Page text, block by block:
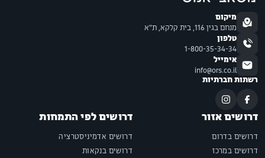
מיקום
מנחם בגין 116, בית קלקא, ת"א
טלפון
1-800-35-34-34
אימייל
info@ors.co.il
רשתות חברתיות
דרושים אזור
דרושים בדרום
דרושים במרכז
דרושים לפי התמחות
דרושים אדמיניסטרציה
דרושים בנקאות